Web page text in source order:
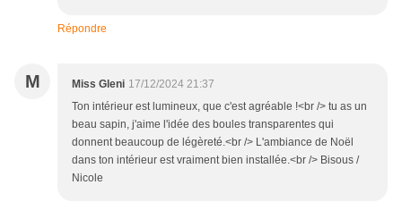
Répondre
M Miss Gleni 17/12/2024 21:37
Ton intérieur est lumineux, que c'est agréable !<br /> tu as un
beau sapin, j'aime l'idée des boules transparentes qui
donnent beaucoup de légèreté.<br /> L'ambiance de Noël
dans ton intérieur est vraiment bien installée.<br /> Bisous /
Nicole